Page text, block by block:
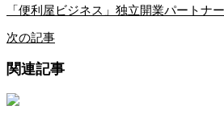
「便利屋ビジネス」独立開業パートナ
次の記事
関連記事